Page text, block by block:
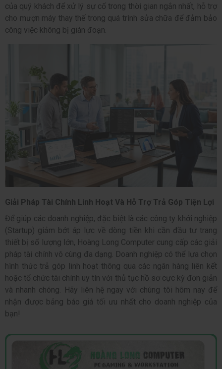
của quý khách để xử lý sự cố trong thời gian ngắn nhất, hỗ trợ
cho mượn máy thay thế trong quá trình sửa chữa để đảm bảo
công việc không bị gián đoạn.
Giải Pháp Tài Chính Linh Hoạt Và Hỗ Trợ Trả Góp Tiện Lợi
Để giúp các doanh nghiệp, đặc biệt là các công ty khởi nghiệp
(Startup) giảm bớt áp lực về dòng tiền khi cần đầu tư trang
thiết bị số lượng lớn, Hoàng Long Computer cung cấp các giải
pháp tài chính vô cùng đa dạng. Doanh nghiệp có thể lựa chọn
hình thức trả góp linh hoạt thông qua các ngân hàng liên kết
hoặc tổ chức tài chính uy tín với thủ tục hồ sơ cực kỳ đơn giản
và nhanh chóng. Hãy liên hệ ngay với chúng tôi hôm nay để
nhận được bảng báo giá tối ưu nhất cho doanh nghiệp của
bạn!